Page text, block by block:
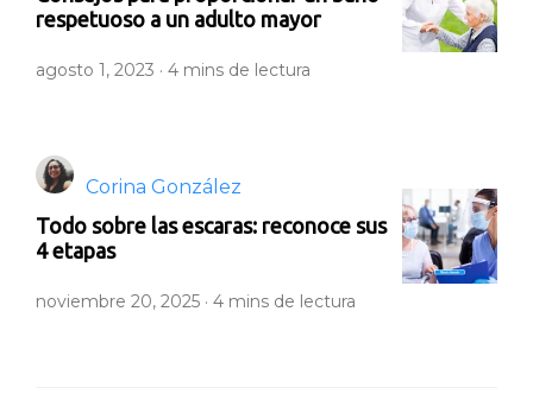
respetuoso a un adulto mayor
agosto 1, 2023 · 4 mins de lectura
Corina González
Todo sobre las escaras: reconoce sus
4 etapas
noviembre 20, 2025 · 4 mins de lectura